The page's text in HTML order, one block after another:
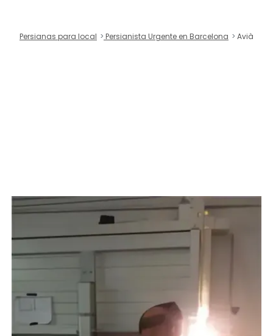
Persianas para local Persianista Urgente en Barcelona Avià